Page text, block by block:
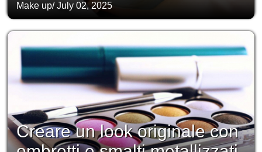
Make up/July 02, 2025
Creare un look originale con